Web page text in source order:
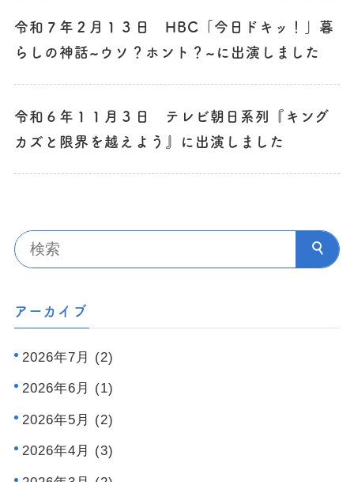
令和７年２月１３日 HBC「今日ドキッ！」暮
らしの神話~ウソ？ホント？~に出演しました
令和６年１１月３日 テレビ朝日系列『キング
カズと限界を越えよう』に出演しました
アーカイブ
2026年7月 (2)
2026年6月 (1)
2026年5月 (2)
2026年4月 (3)